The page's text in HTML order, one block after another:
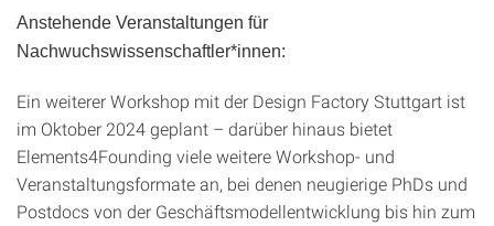
Anstehende Veranstaltungen für
Nachwuchswissenschaftler*innen:
Ein weiterer Workshop mit der Design Factory Stuttgart ist
im Oktober 2024 geplant – darüber hinaus bietet
Elements4Founding viele weitere Workshop- und
Veranstaltungsformate an, bei denen neugierige PhDs und
Postdocs von der Geschäftsmodellentwicklung bis hin zum